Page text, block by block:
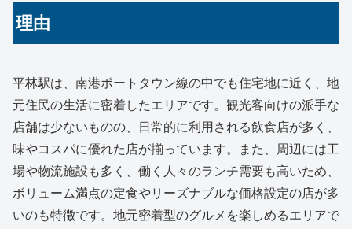
理由
平林駅は、南港ポートタウン線の中でも住宅地に近く、地
元住民の生活に密着したエリアです。観光客向けの派手な
店舗は少ないものの、日常的に利用される飲食店が多く、
味やコスパに優れた店が揃っています。また、周辺には工
場や物流施設も多く、働く人々のランチ需要も高いため、
ボリューム満点の定食やリーズナブルな価格設定の店が多
いのも特徴です。地元密着型のグルメを楽しめるエリアで